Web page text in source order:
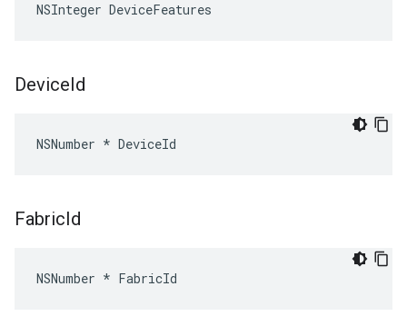
NSInteger DeviceFeatures
DeviceId
NSNumber * DeviceId
FabricId
NSNumber * FabricId